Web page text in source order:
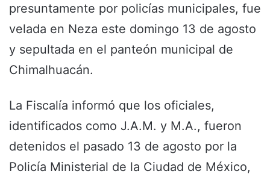
presuntamente por policías municipales, fue
velada en Neza este domingo 13 de agosto
y sepultada en el panteón municipal de
Chimalhuacán.
La Fiscalía informó que los oficiales,
identificados como J.A.M. y M.A., fueron
detenidos el pasado 13 de agosto por la
Policía Ministerial de la Ciudad de México,